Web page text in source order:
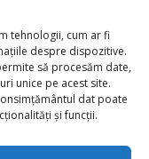
tehnologii, cum ar fi
despre dispozitive.
să procesăm date,
unice pe acest site.
dat poate
și funcții.